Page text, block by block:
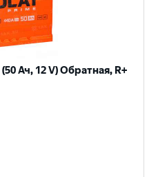
Ач, 12 V) Обратная, R+